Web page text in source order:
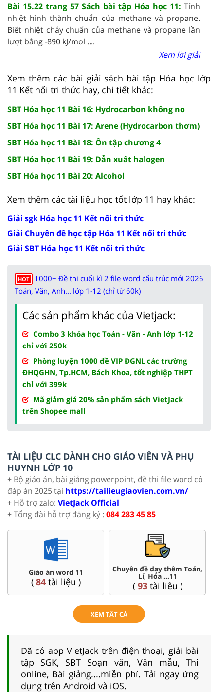
Bài 15.22 trang 57 Sách bài tập Hóa học 11: Tính
nhiệt hình thành chuẩn của methane và propane.
Biết nhiệt cháy chuẩn của methane và propane lần
lượt bằng -890 kJ/mol ....
Xem lời giải
Xem thêm các bài giải sách bài tập Hóa học lớp
11 Kết nối tri thức hay, chi tiết khác:
SBT Hóa học 11 Bài 16: Hydrocarbon không no
SBT Hóa học 11 Bài 17: Arene (Hydrocarbon thơm)
SBT Hóa học 11 Bài 18: Ôn tập chương 4
SBT Hóa học 11 Bài 19: Dẫn xuất halogen
SBT Hóa học 11 Bài 20: Alcohol
Xem thêm các tài liệu học tốt lớp 11 hay khác:
Giải sgk Hóa học 11 Kết nối tri thức
Giải Chuyên đề học tập Hóa 11 Kết nối tri thức
Giải SBT Hóa học 11 Kết nối tri thức
HOT
1000+ Đề thi cuối kì 2 file word cấu trúc mới 2026
Toán, Văn, Anh... lớp 1-12 (chỉ từ 60k)
Các sản phẩm khác của Vietjack:
Combo 3 khóa học Toán - Văn - Anh lớp 1-12
chỉ với 250k
Phòng luyện 1000 đề VIP ĐGNL các trường
ĐHQGHN, Tp.HCM, Bách Khoa, tốt nghiệp THPT
chỉ với 399k
Mã giảm giá 20% sản phẩm sách VietJack
trên Shopee mall
TÀI LIỆU CLC DÀNH CHO GIÁO VIÊN VÀ PHỤ
HUYNH LỚP 10
+ Bộ giáo án, bài giảng powerpoint, đề thi file word có
đáp án 2025 tại https://tailieugiaovien.com.vn/
+ Hỗ trợ zalo: VietJack Official
+ Tổng đài hỗ trợ đăng ký : 084 283 45 85
word 11
tài liệu )
Chuyên đề dạy thêm Toán,
Lí, Hóa ...11
tài liệu )
Đề thi
XEM TẤT CẢ
Đã có app VietJack trên điện thoại, giải bài
tập SGK, SBT Soạn văn, Văn mẫu, Thi
online, Bài giảng....miễn phí. Tải ngay ứng
dụng trên Android và iOS.